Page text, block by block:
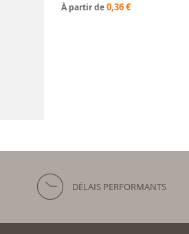
À partir de0,36 €
DÉLAIS PERFORMANTS